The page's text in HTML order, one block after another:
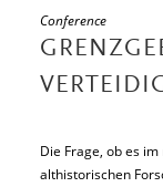
Conference
Die Frage, ob es
althistorischen